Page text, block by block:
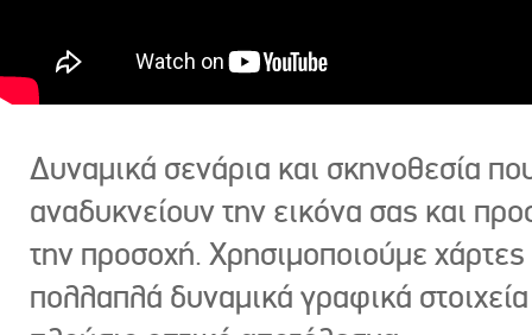
Δυναμικά σενάρια και σκηνοθεσία
αναδυκνείουν την εικόνα σας και
την προσοχή. Χρησιμοποιούμε χάρτες
πολλαπλά δυναμικά γραφικά στοιχεία